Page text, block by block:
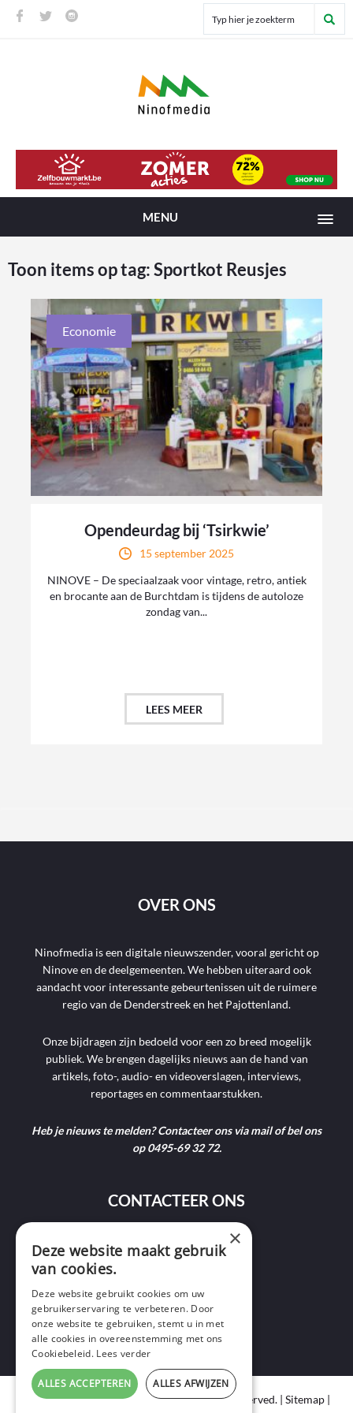
MENU
Toon items op tag:Sportkot Reusjes
Economie
Opendeurdag bij ‘Tsirkwie’
15 september 2025
NINOVE – De speciaalzaak voor vintage, retro, antiek
en brocante aan de Burchtdam is tijdens de autoloze
zondag van...
LEES MEER
OVER ONS
Ninofmedia is een digitale nieuwszender, vooral gericht op
Ninove en de deelgemeenten. We hebben uiteraard ook
aandacht voor interessante gebeurtenissen uit de ruimere
regio van de Denderstreek en het Pajottenland.
Onze bijdragen zijn bedoeld voor een zo breed mogelijk
publiek. We brengen dagelijks nieuws aan de hand van
artikels, foto-, audio- en videoverslagen, interviews,
reportages en commentaarstukken.
Heb je nieuws te melden? Contacteer ons via mail of bel ons
op 0495-69 32 72.
CONTACTEER ONS
9400 Ninove
+32 495 69 32 72
Copyright © 2020 Ninof Media. All Rights Reserved. | Sitemap|
×
Deze website maakt gebruik
van cookies.
Deze website gebruikt cookies om uw
gebruikerservaring te verbeteren. Door
onze website te gebruiken, stemt u in met
alle cookies in overeenstemming met ons
Cookiebeleid. Lees verder
ALLES ACCEPTEREN ALLES AFWIJZEN